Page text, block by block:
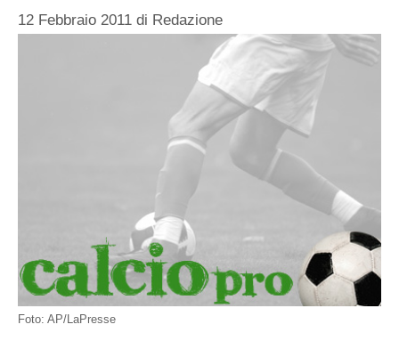
12 Febbraio 2011 di Redazione
Foto: AP/LaPresse